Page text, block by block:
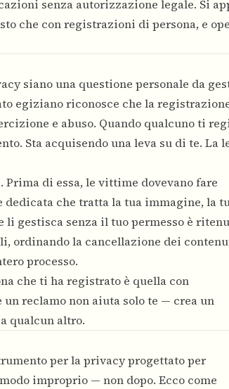
senza autorizzazione legale. Si
che con registrazioni di persona, e
siano una questione personale da
egiziano riconosce che la
e abuso. Quando qualcuno ti
Sta acquisendo una leva su di te. La
di essa, le vittime dovevano fare
dedicata che tratta la tua immagine, la
gestisca senza il tuo permesso è
ordinando la cancellazione dei
processo.
che ti ha registrato è quella con
reclamo non aiuta solo te — crea un
qualcun altro.
per la privacy progettato per
improprio — non dopo. Ecco come